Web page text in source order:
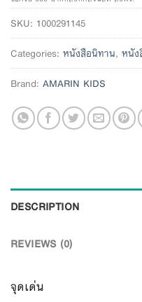
SKU: 1000291145
Categories: หนังสือนิทาน, หนัง
Brand: AMARIN KIDS
DESCRIPTION
REVIEWS (0)
จุดเด่น